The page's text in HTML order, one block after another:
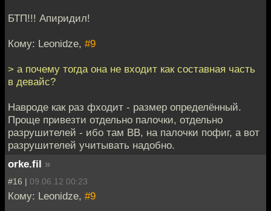
БТП!!! Апиридил!
Кому: Leonidze, #9
> а почему тогда она не входит как составная часть
в девайс?
Навроде как раз фходит - размер определённый.
Проще привезти отдельно палочки, отдельно
разрушителей - ибо там ВВ, на палочки пофиг, а вот
разрушителей учитывать надобно.
orke.fil »
#16 | 09.06.12 00:23
Кому: Leonidze, #9